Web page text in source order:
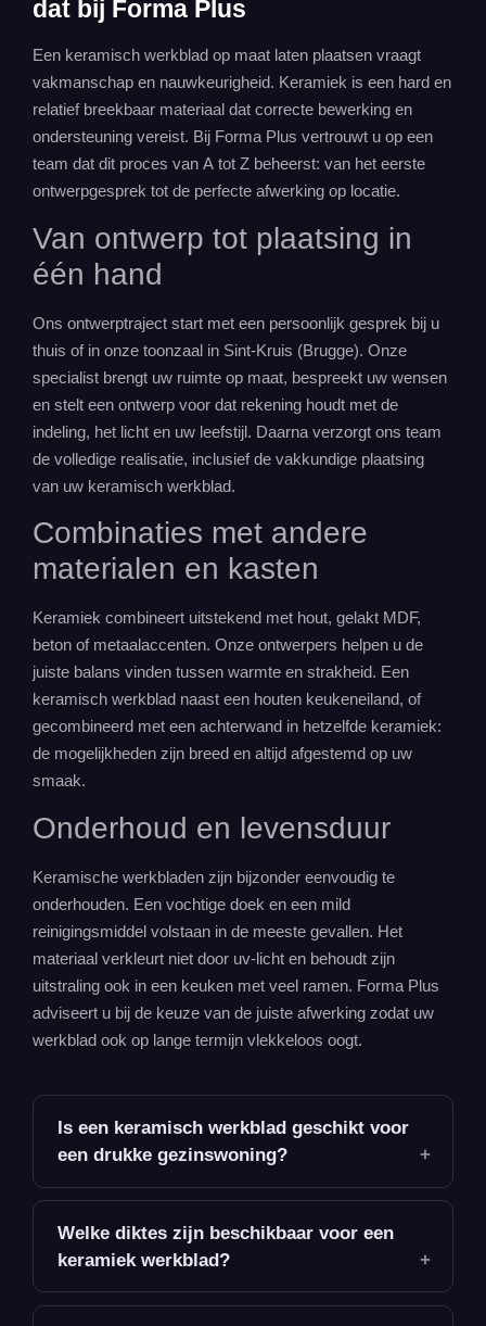
dat bij Forma Plus
Een keramisch werkblad op maat laten plaatsen vraagt
vakmanschap en nauwkeurigheid. Keramiek is een hard en
relatief breekbaar materiaal dat correcte bewerking en
ondersteuning vereist. Bij Forma Plus vertrouwt u op een
team dat dit proces van A tot Z beheerst: van het eerste
ontwerpgesprek tot de perfecte afwerking op locatie.
Van ontwerp tot plaatsing in
één hand
Ons ontwerptraject start met een persoonlijk gesprek bij u
thuis of in onze toonzaal in Sint-Kruis (Brugge). Onze
specialist brengt uw ruimte op maat, bespreekt uw wensen
en stelt een ontwerp voor dat rekening houdt met de
indeling, het licht en uw leefstijl. Daarna verzorgt ons team
de volledige realisatie, inclusief de vakkundige plaatsing
van uw keramisch werkblad.
Combinaties met andere
materialen en kasten
Keramiek combineert uitstekend met hout, gelakt MDF,
beton of metaalaccenten. Onze ontwerpers helpen u de
juiste balans vinden tussen warmte en strakheid. Een
keramisch werkblad naast een houten keukeneiland, of
gecombineerd met een achterwand in hetzelfde keramiek:
de mogelijkheden zijn breed en altijd afgestemd op uw
smaak.
Onderhoud en levensduur
Keramische werkbladen zijn bijzonder eenvoudig te
onderhouden. Een vochtige doek en een mild
reinigingsmiddel volstaan in de meeste gevallen. Het
materiaal verkleurt niet door uv-licht en behoudt zijn
uitstraling ook in een keuken met veel ramen. Forma Plus
adviseert u bij de keuze van de juiste afwerking zodat uw
werkblad ook op lange termijn vlekkeloos oogt.
Is een keramisch werkblad geschikt voor
een drukke gezinswoning?
Welke diktes zijn beschikbaar voor een
keramiek werkblad?